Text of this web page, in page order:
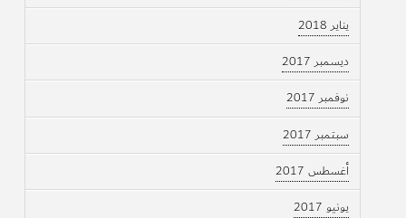
يناير 2018
ديسمبر 2017
نوفمبر 2017
سبتمبر 2017
أغسطس 2017
يونيو 2017